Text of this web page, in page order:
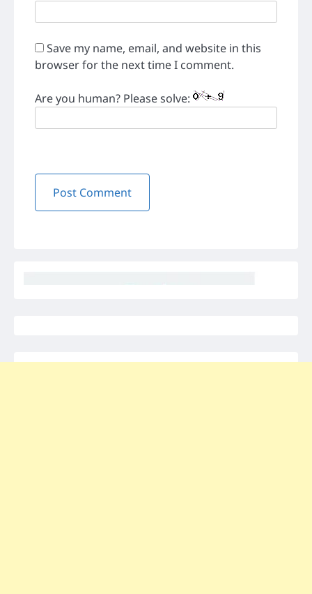
Save my name, email, and website in this
browser for the next time I comment.
Are you human? Please solve: